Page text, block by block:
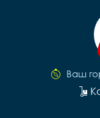
Ваш